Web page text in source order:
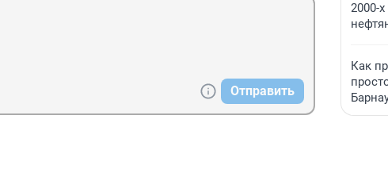
Отправить
2000-
Как